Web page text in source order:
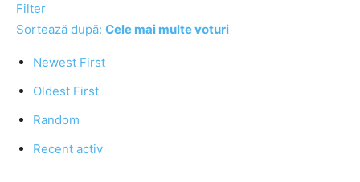
Filter
Sortează după: Cele mai multe voturi
Newest First
Oldest First
Random
Recent activ